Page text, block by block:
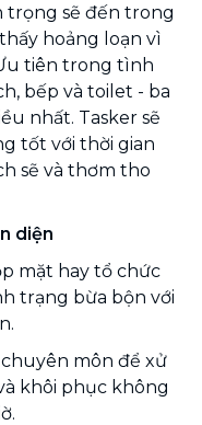
trọng sẽ đến trong
hoảng loạn vì
tiên trong tình
bếp và toilet - ba
nhất. Tasker sẽ
tốt với thời gian
sẽ và thơm tho
diện
mặt hay tổ chức
trạng bừa bộn với
môn để xử
khôi phục không